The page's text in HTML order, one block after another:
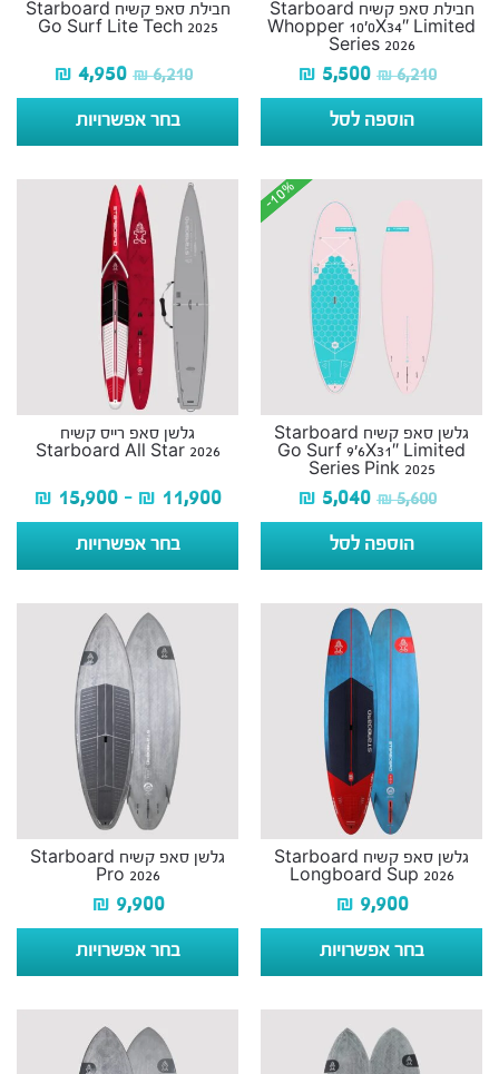
חבילת סאפ קשיח Starboard
Whopper 10’0X34″ Limited
Series 2026
₪6,210
₪ 5,500
הוספה לסל
חבילת סאפ קשיח Starboard
Go Surf Lite Tech 2025
₪6,210
₪ 4,950
בחר אפשרויות
-10%
-10%
גלשן סאפ קשיח Starboard
Go Surf 9’6X31″ Limited
Series Pink 2025
₪5,600
₪ 5,040
הוספה לסל
גלשן סאפ רייס קשיח
Starboard All Star 2026
₪ 11,900
–
₪ 15,900
בחר אפשרויות
גלשן סאפ קשיח Starboard
Longboard Sup 2026
₪ 9,900
בחר אפשרויות
גלשן סאפ קשיח Starboard
Pro 2026
₪ 9,900
בחר אפשרויות